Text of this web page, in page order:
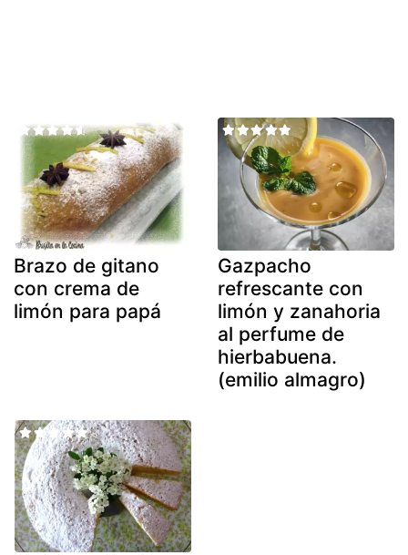
Brazo de gitano
con crema de
limón para papá
Gazpacho
refrescante con
limón y zanahoria
al perfume de
hierbabuena.
(emilio almagro)